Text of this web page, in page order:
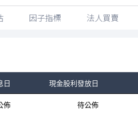
因子指標 法人買賣
日 現金股利發放日
佈 待公佈